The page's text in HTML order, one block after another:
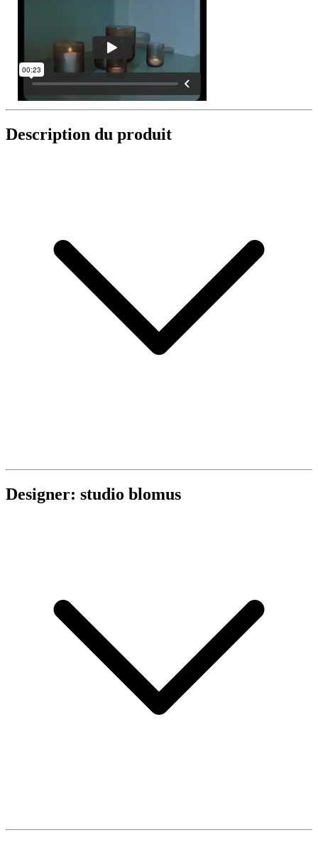
Description du produit
Designer: studio blomus